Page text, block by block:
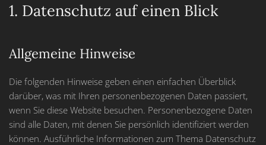
1. Datenschutz auf einen Blick
Allgemeine Hinweise
Die folgenden Hinweise geben einen einfachen Überblick
darüber, was mit Ihren personenbezogenen Daten passiert,
wenn Sie diese Website besuchen. Personenbezogene Daten
sind alle Daten, mit denen Sie persönlich identifiziert werden
können. Ausführliche Informationen zum Thema Datenschutz